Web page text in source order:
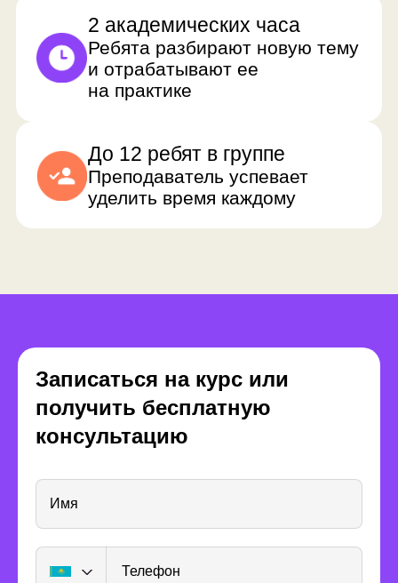
Записаться на курс или
получить бесплатную
консультацию
Имя
Телефон
Преимущества
формата обучения